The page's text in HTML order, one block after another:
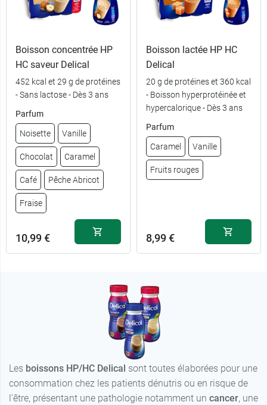
Boisson concentrée HP
HC saveur Delical
452 kcal et 29 g de protéines
- Sans lactose - Dès 3 ans
Parfum
Noisette Vanille
Chocolat Caramel
Café Pêche Abricot
Fraise
10,99 €
10,99 €
Vanille 10,99 €
Boisson lactée HP HC
Delical
20 g de protéines et 360 kcal
- Boisson hyperprotéinée et
hypercalorique - Dès 3 ans
Parfum
Caramel Vanille
Fruits rouges
8,99 €
Les boissons HP/HC Delical sont toutes élaborées pour une
consommation chez les patients dénutris ou en risque de
l’être, présentant une pathologie notamment un cancer, une